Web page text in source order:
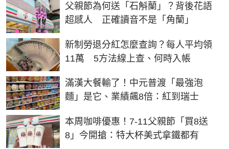
父親節為何送「石斛蘭」？背後花語
超感人 正確讀音不是「角蘭」
新制勞退分紅怎麼查詢？每人平均領
11萬 5方法線上查、何時入帳
滿漢大餐輸了！中元普渡「最強泡
麵」是它、業績飆8倍：紅到瑞士
本周咖啡優惠！7-11父親節「買8送
8」今開搶：特大杯美式拿鐵都有